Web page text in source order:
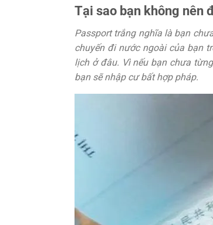
Tại sao bạn không nên
Passport trắng nghĩa là bạn
chuyến đi nước ngoài của bạn
lịch ở đâu. Vì nếu bạn chưa
bạn sẽ nhập cư bất hợp pháp.